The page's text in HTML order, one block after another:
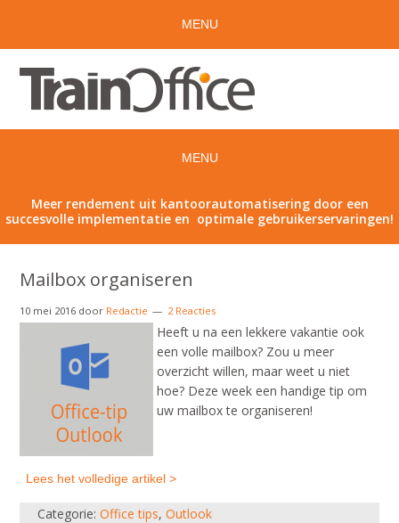
Meer rendement uit kantoorautomatisering door een
succesvolle implementatie en optimale gebruikerservaringen!
Mailbox organiseren
10 mei 2016 door Redactie 2 Reacties
Heeft u na een lekkere vakantie ook
een volle mailbox? Zou u meer
overzicht willen, maar weet u niet
hoe? Deze week een handige tip om
uw mailbox te organiseren!
Lees het volledige artikel >
Categorie:Office tips,Outlook